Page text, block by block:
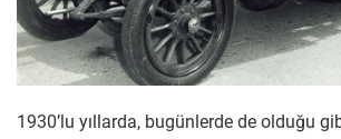
1930’lu yıllarda, bugünlerde de olduğu